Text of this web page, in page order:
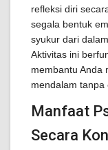
refleksi diri
segala bentuk
syukur dari
Aktivitas ini
membantu Anda
mendalam tanpa
Manfaat
Secara